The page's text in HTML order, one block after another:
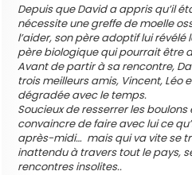
Depuis que David a appris qu’il
nécessite une greffe de moelle
l’aider, son père adoptif lui révélé
père biologique qui pourrait être
Avant de partir à sa rencontre,
trois meilleurs amis, Vincent, Léo
dégradée avec le temps.
Soucieux de resserrer les boulons
convaincre de faire avec lui ce
après-midi… mais qui va vite se
inattendu à travers tout le pays,
rencontres insolites..